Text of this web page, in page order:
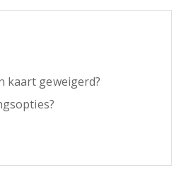
kaart geweigerd?